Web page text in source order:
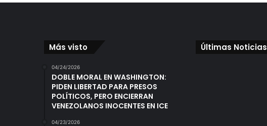
Más visto
04/24/2026
DOBLE MORAL EN WASHINGTON:
PIDEN LIBERTAD PARA PRESOS
POLÍTICOS, PERO ENCIERRAN
VENEZOLANOS INOCENTES EN ICE
04/23/2026
Últimas Noticias